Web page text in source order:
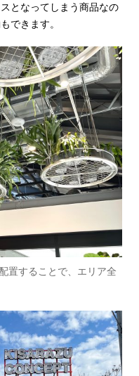
となってしまう商品なの
できます。
置することで、エリア全